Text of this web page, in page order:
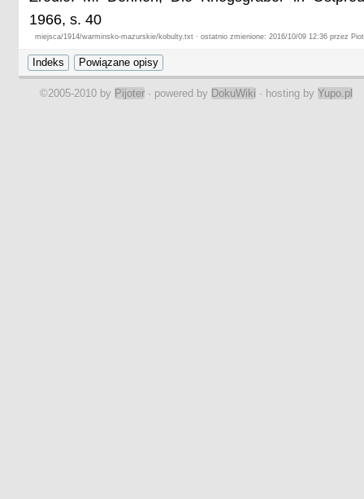
1966, s. 40
miejsca/1914/warminsko-mazurskie/kobulty.txt · ostatnio zmienione: 2016/10/09 12:36 przez
©2005-2010 by Pijoter · powered by DokuWiki · hosting by Yupo.pl